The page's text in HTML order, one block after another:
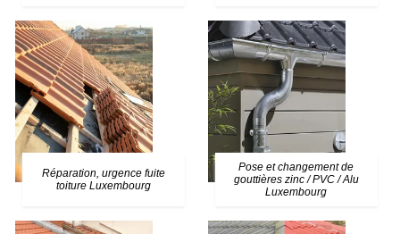
Réparation, urgence fuite
toiture Luxembourg
Pose et changement de
gouttières zinc / PVC / Alu
Luxembourg